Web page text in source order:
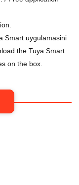
Smart uygulamasini
the Tuya Smart
on the box.